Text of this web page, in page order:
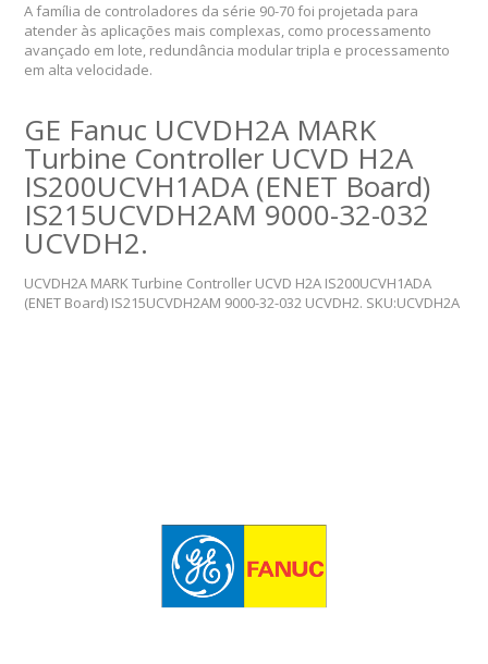
A família de controladores da série 90-70 foi projetada para
atender às aplicações mais complexas, como processamento
avançado em lote, redundância modular tripla e processamento
em alta velocidade.
GE Fanuc UCVDH2A MARK
Turbine Controller UCVD H2A
IS200UCVH1ADA (ENET Board)
IS215UCVDH2AM 9000-32-032
UCVDH2.
UCVDH2A MARK Turbine Controller UCVD H2A IS200UCVH1ADA
(ENET Board) IS215UCVDH2AM 9000-32-032 UCVDH2. SKU:UCVDH2A